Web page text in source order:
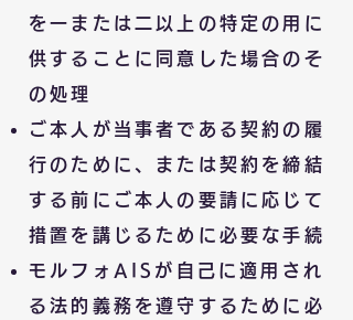
を一または二以上の特定の用に
供することに同意した場合のそ
の処理
ご本人が当事者である契約の履
行のために、または契約を締結
する前にご本人の要請に応じて
措置を講じるために必要な手続
モルフォ AIS が自己に適用され
る法的義務を遵守するために必